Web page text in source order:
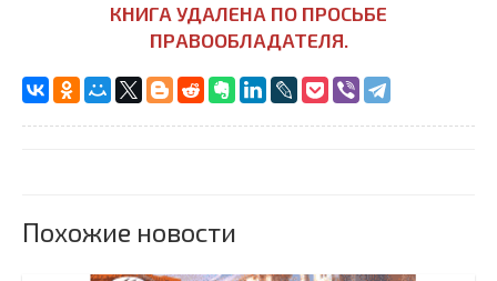
КНИГА УДАЛЕНА ПО ПРОСЬБЕ
ПРАВООБЛАДАТЕЛЯ.
Похожие новости